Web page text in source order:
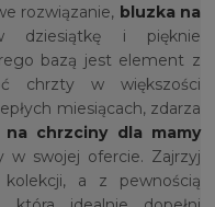
rozwiązanie, bluzka na
i pięknie
bazą jest element z
chrzty w większości
miesiącach, zdarza
na chrzciny dla mamy
swojej ofercie. Zajrzyj
a z pewnością